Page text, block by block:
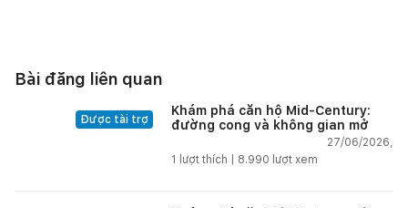
Bài đăng liên quan
Được tài trợ
Khám phá căn hộ Mid-Century:
đường cong và không gian mở
27/06/2026,
1
lượt thích | 8.990 lượt xem